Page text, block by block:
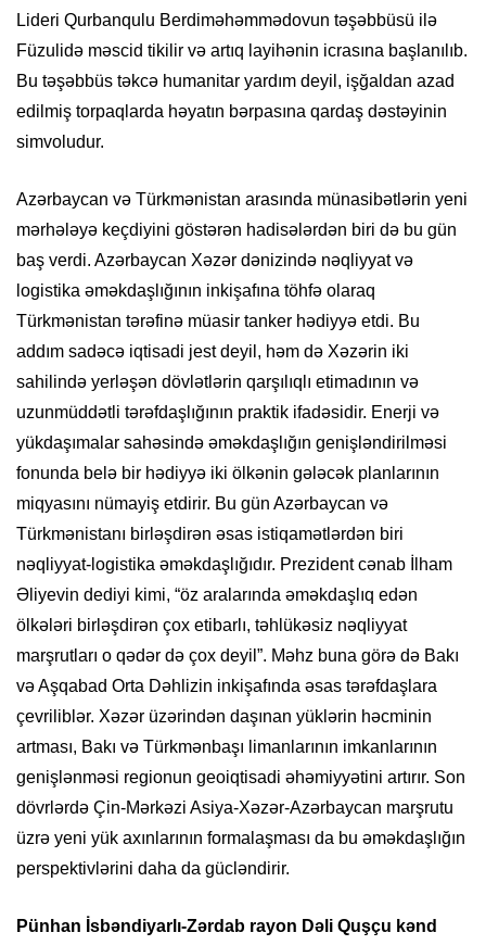
Lideri Qurbanqulu Berdiməhəmmədovun təşəbbüsü ilə
Füzulidə məscid tikilir və artıq layihənin icrasına başlanılıb.
Bu təşəbbüs təkcə humanitar yardım deyil, işğaldan azad
edilmiş torpaqlarda həyatın bərpasına qardaş dəstəyinin
simvoludur.
Azərbaycan və Türkmənistan arasında münasibətlərin yeni
mərhələyə keçdiyini göstərən hadisələrdən biri də bu gün
baş verdi. Azərbaycan Xəzər dənizində nəqliyyat və
logistika əməkdaşlığının inkişafına töhfə olaraq
Türkmənistan tərəfinə müasir tanker hədiyyə etdi. Bu
addım sadəcə iqtisadi jest deyil, həm də Xəzərin iki
sahilində yerləşən dövlətlərin qarşılıqlı etimadının və
uzunmüddətli tərəfdaşlığının praktik ifadəsidir. Enerji və
yükdaşımalar sahəsində əməkdaşlığın genişləndirilməsi
fonunda belə bir hədiyyə iki ölkənin gələcək planlarının
miqyasını nümayiş etdirir. Bu gün Azərbaycan və
Türkmənistanı birləşdirən əsas istiqamətlərdən biri
nəqliyyat-logistika əməkdaşlığıdır. Prezident cənab İlham
Əliyevin dediyi kimi, “öz aralarında əməkdaşlıq edən
ölkələri birləşdirən çox etibarlı, təhlükəsiz nəqliyyat
marşrutları o qədər də çox deyil”. Məhz buna görə də Bakı
və Aşqabad Orta Dəhlizin inkişafında əsas tərəfdaşlara
çevriliblər. Xəzər üzərindən daşınan yüklərin həcminin
artması, Bakı və Türkmənbaşı limanlarının imkanlarının
genişlənməsi regionun geoiqtisadi əhəmiyyətini artırır. Son
dövrlərdə Çin-Mərkəzi Asiya-Xəzər-Azərbaycan marşrutu
üzrə yeni yük axınlarının formalaşması da bu əməkdaşlığın
perspektivlərini daha da gücləndirir.
Pünhan İsbəndiyarlı-Zərdab rayon Dəli Quşçu kənd